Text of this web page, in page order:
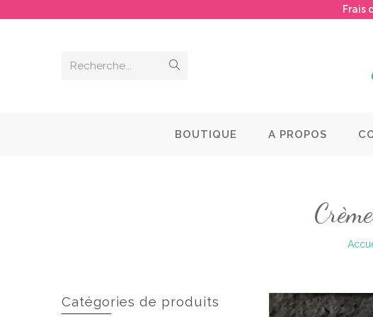
Frais
Recherche...
BOUTIQUE A PROPOS
Catégories de produits